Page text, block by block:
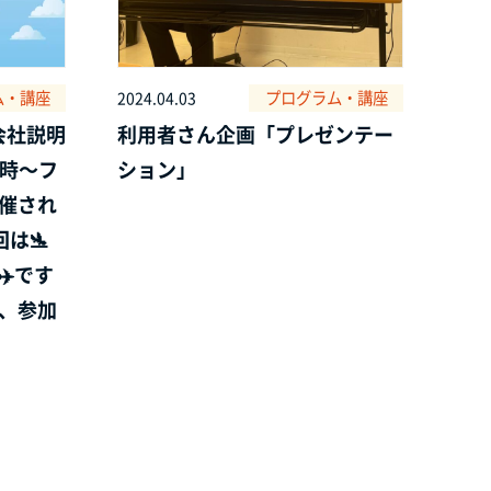
講座
説明
～フ
され
は🛬
です
参加
2024.04.03 プログラム・講座
利用者さん企画「プレゼンテー
ション」